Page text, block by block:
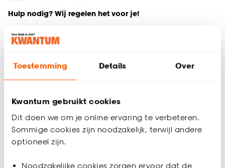
Toestemming Details Over
Kwantum gebruikt cookies
Dit doen we om je online ervaring te verbeteren.
Sommige cookies zijn noodzakelijk, terwijl andere
optioneel zijn.
Noodzakelijke cookies zorgen ervoor dat de
Hulp nodig? Wij regelen het voor je!
Productomschrijving
Wil je zeker weten dat deze gordijnstof bij de rest van jouw
en bekijk of vergelijk eenvoudig welke gordijnstof jouw
favoriet is. Zo ben je 100% zeker van de juiste keuze. De
kleurstalen worden binnen 2 à 3 werkdagen thuisbezorgd en
passen door de brievenbus. Afmeting staal Gordijn: 13 x 26